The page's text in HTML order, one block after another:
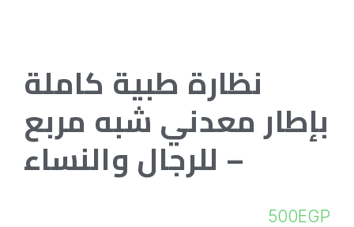
نظارة طبية كاملة
بإطار معدني شبه مربع
– للرجال والنساء
500EGP